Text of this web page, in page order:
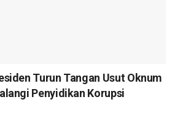
Turun Tangan Usut Oknum
Penyidikan Korupsi